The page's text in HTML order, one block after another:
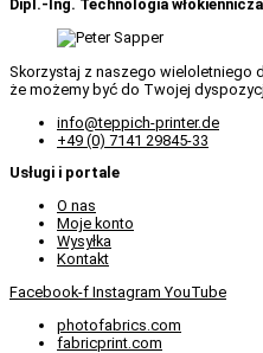
Dipl.-Ing. Technologia
Skorzystaj z naszego wieloletniego
że możemy być do Twojej
info@teppich-printer.de
+49 (0) 7141 29845-33
Usługi i portale
O nas
Moje konto
Wysyłka
Kontakt
Facebook-f Instagram YouTube
photofabrics.com
fabricprint.com